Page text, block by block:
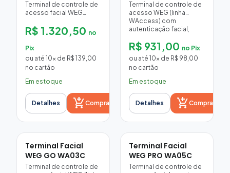
Terminal de controle de
acesso facial WEG
10.000 usuários, tela
touch de 4,3", proteção
IP65 para uso
interno/externo, facial +
cartão + senha,
Wiegand/RS485, Wi-Fi e
atualização online.
R$ 1.320,50 no
Pix
ou até 10x de R$ 139,00
no cartão
Em estoque
Detalhes add_shopping_cartComprar
Terminal de controle de
acesso WEG (linha
WAccess) com
autenticação facial,
senha: 6.000 usuários,
reconhecimento em
0,35 s, teclado físico,
Wi-Fi/TCP/IP e
comando de trava
elétrica com sensor de
porta e botão de saída.
Uso interno.
R$ 931,00 no Pix
ou até 10x de R$ 98,00
no cartão
Em estoque
Detalhes add_shopping_cartComprar
Terminal Facial
WEG GO WA03C
Terminal de controle de
Terminal Facial
WEG PRO WA05C
Terminal de controle de